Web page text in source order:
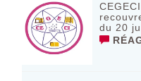
du 20